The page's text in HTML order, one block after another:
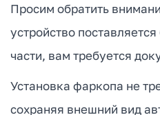
Просим обратить
устройство
части, вам требуется
Установка фаркопа не
сохраняя внешний вид